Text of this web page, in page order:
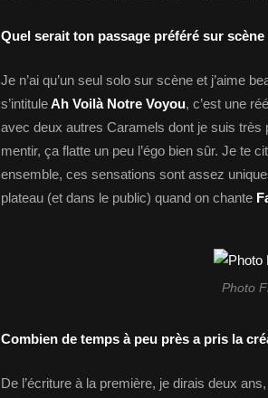
Quel serait ton passage préféré sur scène
Je n’ai qu’un seul solo sur scène et j’aime
s’intituleAh Voilà Notre Voyou, c’est une
avec deux autres Caramels dont je suis très
mentir, ça flatte un peu l’égo bien sûr. Je te
ensemble, ces sensations sont assez
plateau (et dans le public) quand on chante
Photo
Combien de temps à peu près a pris la
De l’écriture à la première, je dirais deux